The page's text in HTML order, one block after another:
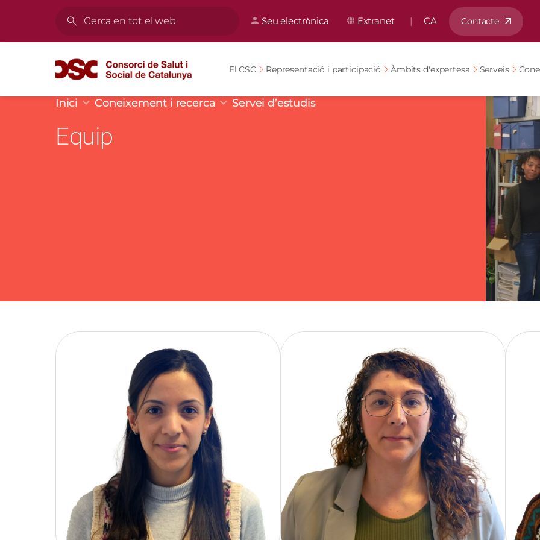
Cerca
Menú capçalera
Seu electrònica Extranet CA Contacte
El CSC Representació i participació Àmbits d'expertesa Serveis
Fil d'ariadna
Inici Coneixement i recerca Servei d’estudis
Equip
Imatge
Imatge Imatge Imatge